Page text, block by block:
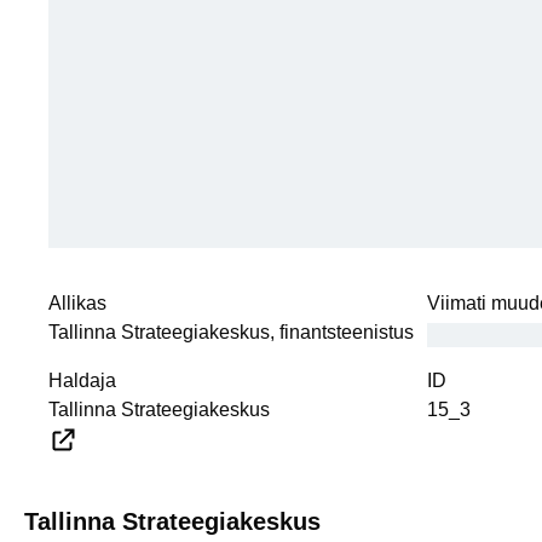
Allikas
Tallinna Strateegiakeskus, finantsteenistus
Viimati
Haldaja
Tallinna Strateegiakeskus
ID
15_3
Tallinna Strateegiakeskus